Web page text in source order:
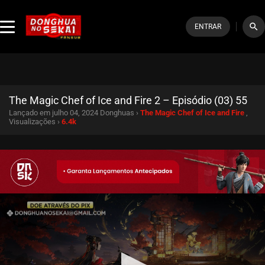
ENTRAR search
The Magic Chef of Ice and Fire 2 – Episódio (03) 55
Lançado em julho 04, 2024 Donghuas › The Magic Chef of Ice and Fire
Visualizações › 6.4k